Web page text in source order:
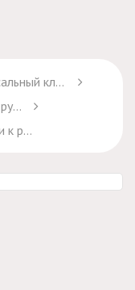
пошиву платьев"